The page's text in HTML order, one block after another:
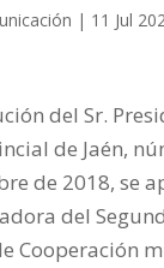
| 11 Jul
del Sr.
de Jaén,
de 2018, se
del
Cooperación